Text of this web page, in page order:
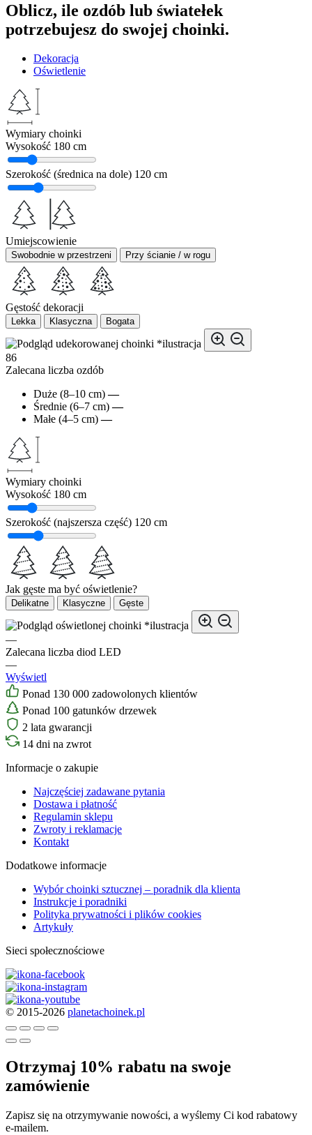
Oblicz, ile ozdób lub światełek
potrzebujesz do swojej choinki.
Dekoracja
Oświetlenie
Wymiary choinki
Wysokość 180 cm
Szerokość (średnica na dole) 120 cm
Umiejscowienie
Swobodnie w przestrzeni Przy ścianie / w rogu
Gęstość dekoracji
Lekka Klasyczna Bogata
*ilustracja
86
Zalecana liczba ozdób
Duże (8–10 cm) —
Średnie (6–7 cm) —
Małe (4–5 cm) —
Wymiary choinki
Wysokość 180 cm
Szerokość (najszersza część) 120 cm
Jak gęste ma być oświetlenie?
Delikatne Klasyczne Gęste
*ilustracja
—
Zalecana liczba diod LED
—
Wyświetl
Ponad 130 000 zadowolonych klientów
Ponad 100 gatunków drzewek
2 lata gwarancji
14 dni na zwrot
Informacje o zakupie
Najczęściej zadawane pytania
Dostawa i płatność
Regulamin sklepu
Zwroty i reklamacje
Kontakt
Dodatkowe informacje
Wybór choinki sztucznej – poradnik dla klienta
Instrukcje i poradniki
Polityka prywatności i plików cookies
Artykuły
Sieci społecznościowe
© 2015-2026 planetachoinek.pl
Otrzymaj 10% rabatu na swoje
zamówienie
Zapisz się na otrzymywanie nowości, a wyślemy Ci kod rabatowy
e-mailem.